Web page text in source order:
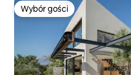
Wybór gości
Wybór gości